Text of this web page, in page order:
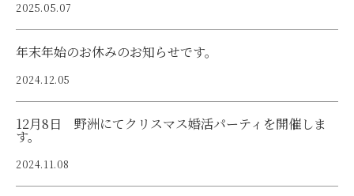
2025.05.07
年末年始のお休みのお知らせです。
2024.12.05
12月8日 野洲にてクリスマス婚活パーティを開催しま
す。
2024.11.08